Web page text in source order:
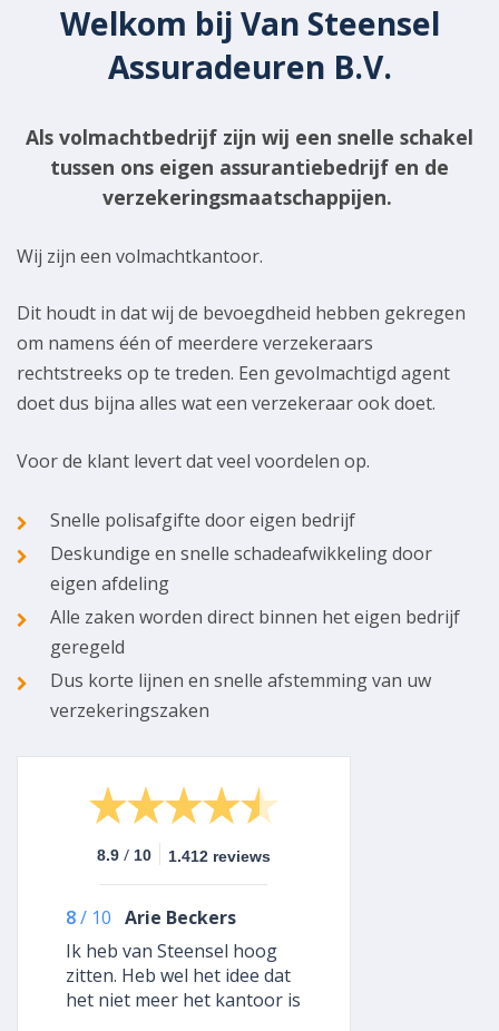
Welkom bij Van Steensel
Assuradeuren B.V.
Als volmachtbedrijf zijn wij een snelle schakel
tussen ons eigen assurantiebedrijf en de
verzekeringsmaatschappijen.
Wij zijn een volmachtkantoor.
Dit houdt in dat wij de bevoegdheid hebben gekregen
om namens één of meerdere verzekeraars
rechtstreeks op te treden. Een gevolmachtigd agent
doet dus bijna alles wat een verzekeraar ook doet.
Voor de klant levert dat veel voordelen op.
Snelle polisafgifte door eigen bedrijf
Deskundige en snelle schadeafwikkeling door
eigen afdeling
Alle zaken worden direct binnen het eigen bedrijf
geregeld
Dus korte lijnen en snelle afstemming van uw
verzekeringszaken
8.9 / 10 1.412 reviews
8/ 10 Arie Beckers
Ik heb van Steensel hoog
zitten. Heb wel het idee dat
het niet meer het kantoor is